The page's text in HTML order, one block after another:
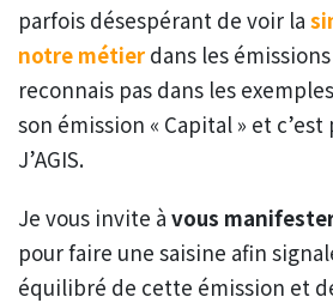
parfois désespérant de voir la
notre métier dans les
reconnais pas dans les
son émission « Capital » et
J’AGIS.
Je vous invite à vous
pour faire une saisine afin
équilibré de cette émission et